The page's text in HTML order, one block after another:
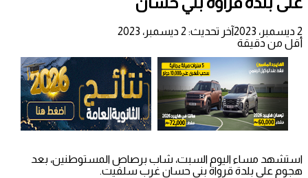
2 ديسمبر، 2023
آخر تحديث: 2 ديسمبر، 2023
أقل من دقيقة
استشهد مساء اليوم السبت، شاب برصاص المستوطنين، بعد
هجوم على بلدة قرواة بني حسان غرب سلفيت.